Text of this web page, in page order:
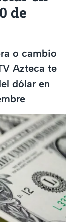
de
o cambio
Azteca te
dólar en